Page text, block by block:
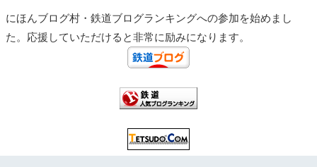
にほんブログ村・鉄道ブログランキングへの参加を始めまし
た。応援していただけると非常に励みになります。